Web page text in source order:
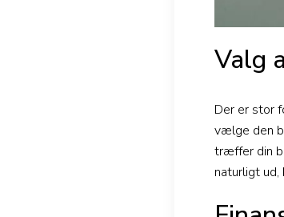
Valg
Der er stor
vælge den
træffer din
naturligt